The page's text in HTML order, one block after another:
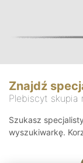
Znajdź
Plebiscyt skupia
Szukasz
wyszukiwarkę.